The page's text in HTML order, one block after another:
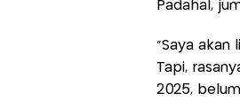
Padahal,
"Saya akan
Tapi,
2025,